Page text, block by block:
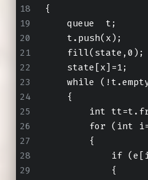
{
    queue
t;
    t.push(x);
    fill(state,0);
    state[x]=1;
while
    {
int
for (int
        {
if
            {